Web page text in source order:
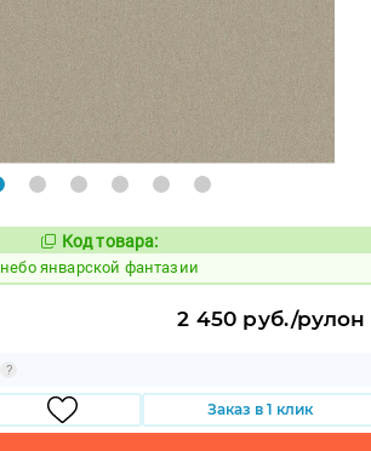
Код:
1124737
Код товара:
небо январской фантазии
2 450 руб./рулон
Заказ в 1 клик